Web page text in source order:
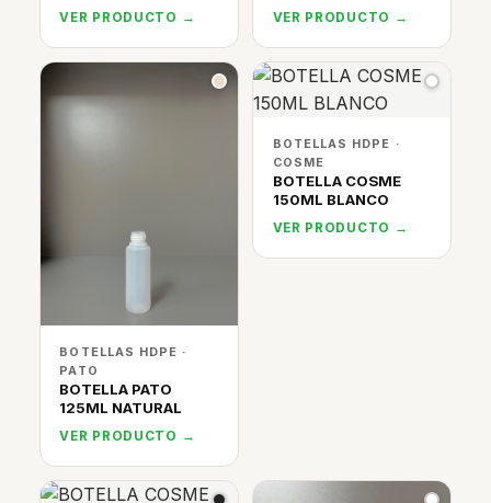
VER PRODUCTO → VER PRODUCTO →
BOTELLAS HDPE ·
PATO
BOTELLA PATO
125ML NATURAL
VER PRODUCTO →
BOTELLAS HDPE ·
COSME
BOTELLA COSME
150ML BLANCO
VER PRODUCTO →